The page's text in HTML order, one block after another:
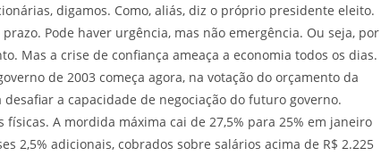
digamos. Como, aliás, diz o próprio presidente eleito.
Pode haver urgência, mas não emergência. Ou seja, por
Mas a crise de confiança ameaça a economia todos os dias.
de 2003 começa agora, na votação do orçamento da
a capacidade de negociação do futuro governo.
A mordida máxima cai de 27,5% para 25% em janeiro
2,5% adicionais, cobrados sobre salários acima de R$ 2.225